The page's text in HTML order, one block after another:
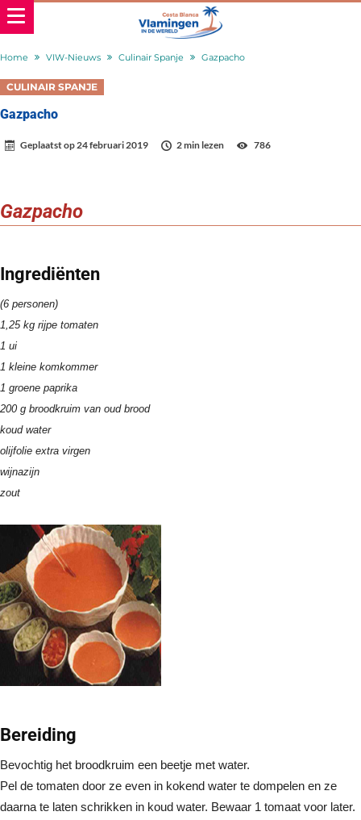
Home VIW-Nieuws Culinair Spanje Gazpacho
CULINAIR SPANJE
Gazpacho
Geplaatst op24 februari 2019 2 min lezen 786
Gazpacho
Ingrediënten
(6 personen)
1,25 kg rijpe tomaten
1 ui
1 kleine komkommer
1 groene paprika
200 g broodkruim van oud brood
koud water
olijfolie extra virgen
wijnazijn
zout
Bereiding
Bevochtig het broodkruim een beetje met water.
Pel de tomaten door ze even in kokend water te dompelen en ze
daarna te laten schrikken in koud water. Bewaar 1 tomaat voor later.